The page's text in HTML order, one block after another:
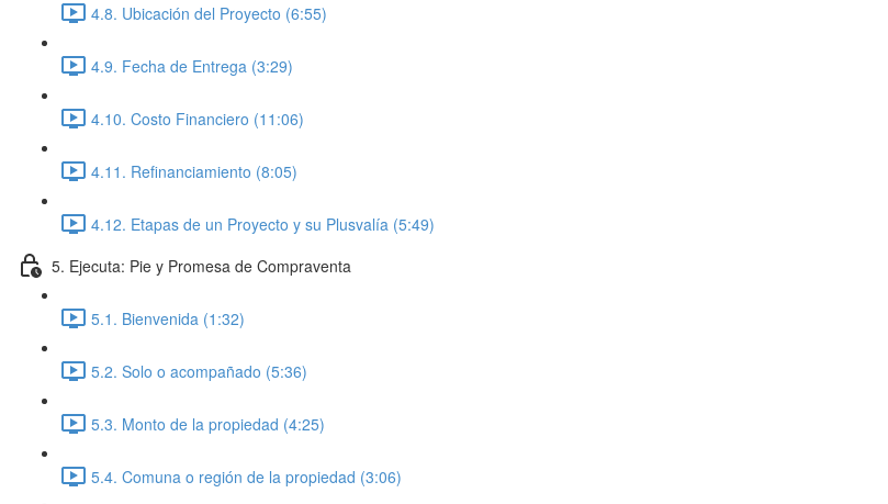
4.8. Ubicación del Proyecto (6:55)
4.9. Fecha de Entrega (3:29)
4.10. Costo Financiero (11:06)
4.11. Refinanciamiento (8:05)
4.12. Etapas de un Proyecto y su Plusvalía (5:49)
5. Ejecuta: Pie y Promesa de Compraventa
5.1. Bienvenida (1:32)
5.2. Solo o acompañado (5:36)
5.3. Monto de la propiedad (4:25)
5.4. Comuna o región de la propiedad (3:06)